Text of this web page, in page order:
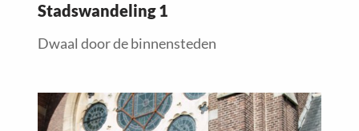
Stadswandeling 1
Dwaal door de binnensteden
Read
more